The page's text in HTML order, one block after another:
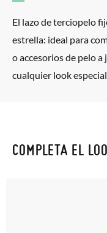
El lazo de terciopelo
estrella: ideal para
o accesorios de pelo
cualquier look
COMPLETA EL